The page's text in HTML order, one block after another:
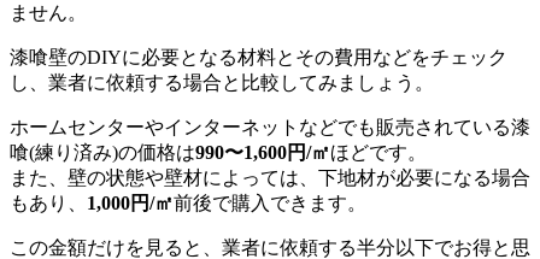
ません。
漆喰壁のDIYに必要となる材料とその費用などをチェック
し、業者に依頼する場合と比較してみましょう。
ホームセンターやインターネットなどでも販売されている漆
喰(練り済み)の価格は990〜1,600円/㎡ほどです。
また、壁の状態や壁材によっては、下地材が必要になる場合
もあり、 1,000円/㎡前後で購入できます。
この金額だけを見ると、業者に依頼する半分以下でお得と思